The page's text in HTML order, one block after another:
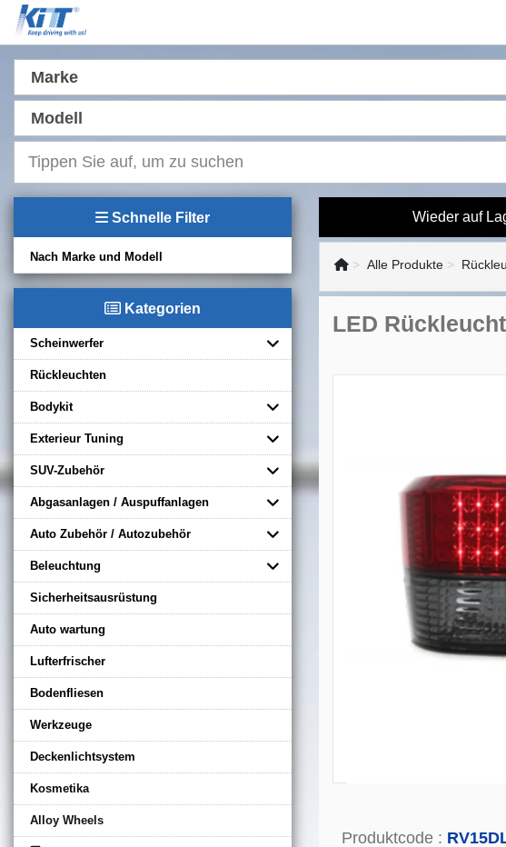
Marke
Modell
Schnelle Filter
Nach Marke und Modell
Kategorien
Scheinwerfer
Rückleuchten
Bodykit
Exterieur Tuning
SUV-Zubehör
Abgasanlagen / Auspuffanlagen
Auto Zubehör / Autozubehör
Beleuchtung
Sicherheitsausrüstung
Auto wartung
Lufterfrischer
Bodenfliesen
Werkzeuge
Deckenlichtsystem
Kosmetika
Alloy Wheels
Wieder auf
Alle Produkte
LED
Produktcode :